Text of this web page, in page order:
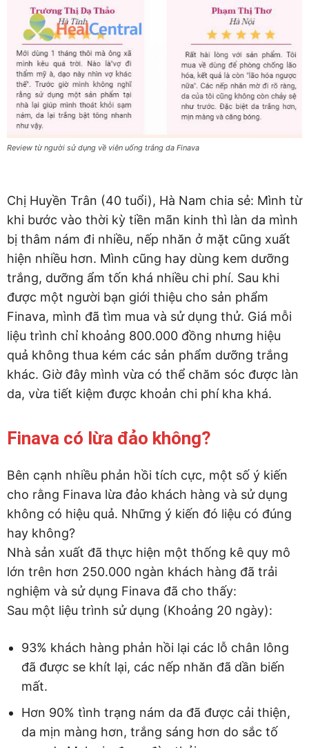
Review từ người sử dụng về viên uống trắng da Finava
Chị Huyền Trân (40 tuổi), Hà Nam chia sẻ: Mình từ
khi bước vào thời kỳ tiền mãn kinh thì làn da mình
bị thâm nám đi nhiều, nếp nhăn ở mặt cũng xuất
hiện nhiều hơn. Mình cũng hay dùng kem dưỡng
trắng, dưỡng ẩm tốn khá nhiều chi phí. Sau khi
được một người bạn giới thiệu cho sản phẩm
Finava, mình đã tìm mua và sử dụng thử. Giá mỗi
liệu trình chỉ khoảng 800.000 đồng nhưng hiệu
quả không thua kém các sản phẩm dưỡng trắng
khác. Giờ đây mình vừa có thể chăm sóc được làn
da, vừa tiết kiệm được khoản chi phí kha khá.
Finava có lừa đảo không?
Bên cạnh nhiều phản hồi tích cực, một số ý kiến
cho rằng Finava lừa đảo khách hàng và sử dụng
không có hiệu quả. Những ý kiến đó liệu có đúng
hay không?
Nhà sản xuất đã thực hiện một thống kê quy mô
lớn trên hơn 250.000 ngàn khách hàng đã trải
nghiệm và sử dụng Finava đã cho thấy:
Sau một liệu trình sử dụng (Khoảng 20 ngày):
93% khách hàng phản hồi lại các lỗ chân lông
đã được se khít lại, các nếp nhăn đã dần biến
mất.
Hơn 90% tình trạng nám da đã được cải thiện,
da mịn màng hơn, trắng sáng hơn do sắc tố